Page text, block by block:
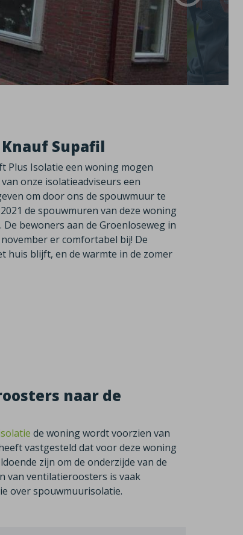
Supafil
Plus Isolatie een woning mogen
onze isolatieadviseurs een
om door ons de spouwmuur te
de spouwmuren van deze woning
bewoners aan de Groenloseweg in
er comfortabel bij! De
huis blijft, en de warmte in de zomer
naar de
de woning wordt voorzien van
vastgesteld dat voor deze woning
zijn om de onderzijde van de
van ventilatieroosters is vaak
over spouwmuurisolatie.